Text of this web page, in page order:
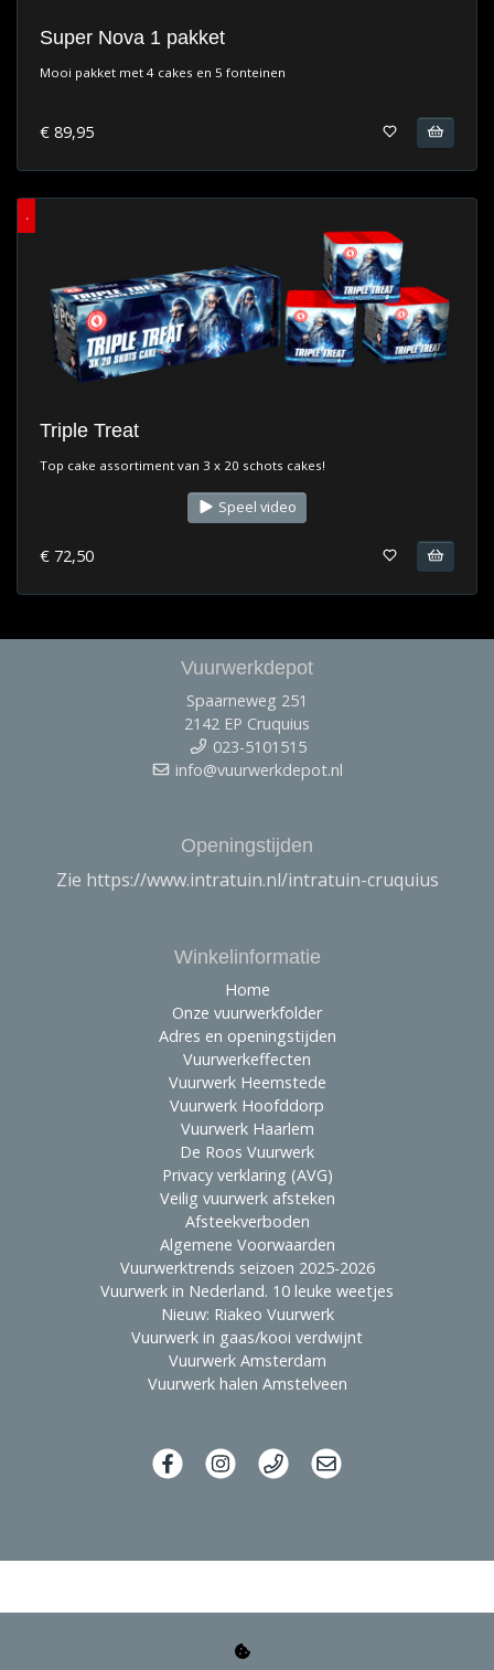
Super Nova 1 pakket
Mooi pakket met 4 cakes en 5 fonteinen
€ 89,95
.
Triple Treat
Top cake assortiment van 3 x 20 schots cakes!
Speel video
€ 72,50
Vuurwerkdepot
Spaarneweg 251
2142 EP Cruquius
023-5101515
info@vuurwerkdepot.nl
Openingstijden
Zie https://www.intratuin.nl/intratuin-cruquius
Winkelinformatie
Home
Onze vuurwerkfolder
Adres en openingstijden
Vuurwerkeffecten
Vuurwerk Heemstede
Vuurwerk Hoofddorp
Vuurwerk Haarlem
De Roos Vuurwerk
Privacy verklaring (AVG)
Veilig vuurwerk afsteken
Afsteekverboden
Algemene Voorwaarden
Vuurwerktrends seizoen 2025-2026
Vuurwerk in Nederland. 10 leuke weetjes
Nieuw: Riakeo Vuurwerk
Vuurwerk in gaas/kooi verdwijnt
Vuurwerk Amsterdam
Vuurwerk halen Amstelveen